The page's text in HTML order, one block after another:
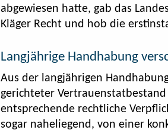
abgewiesen hatte, gab das
Kläger Recht und hob die
Langjährige Handhabung
Aus der langjährigen
gerichteter
entsprechende rechtliche
sogar naheliegend, von einer